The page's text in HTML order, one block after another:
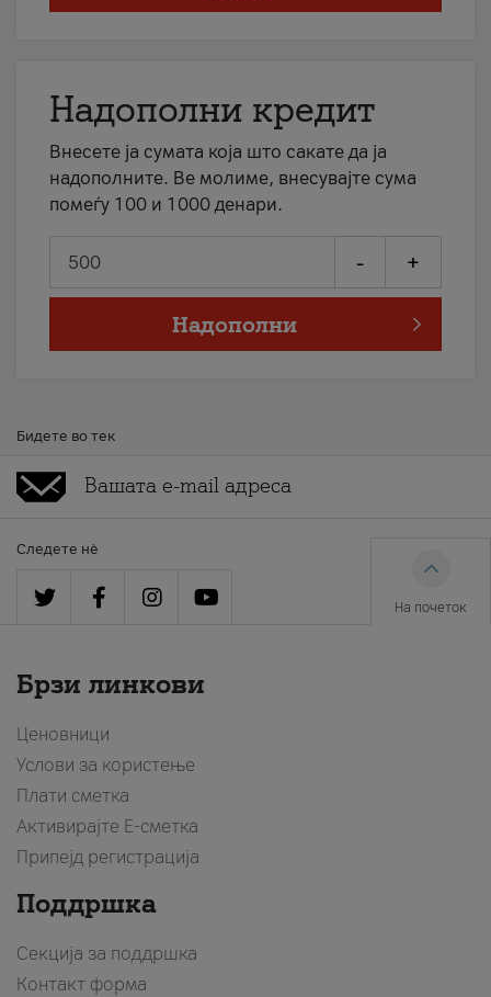
Надополни кредит
Внесете ја сумата која што сакате да ја
надополните. Ве молиме, внесувајте сума
помеѓу 100 и 1000 денари.
- +
Надополни
Бидете во тек
Следете нè
На почеток
Брзи линкови
Ценовници
Услови за користење
Плати сметка
Активирајте Е-сметка
Припејд регистрација
Поддршка
Секција за поддршка
Контакт форма